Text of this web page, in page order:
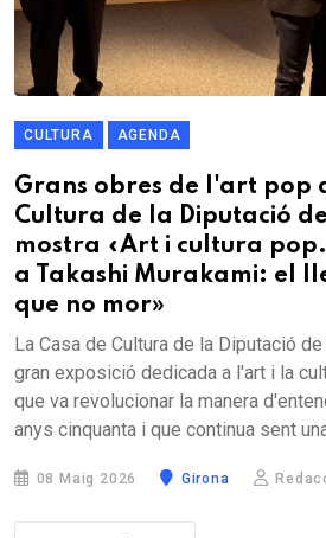
CULTURA AGENDA
Grans obres de l'art pop
Cultura de la Diputació
mostra «Art i cultura
a Takashi Murakami: el
que no mor»
La Casa de Cultura de la Diputació
gran exposició dedicada a l'art i la
que va revolucionar la manera
anys cinquanta i que continua sent
08 Maig 2026 Girona